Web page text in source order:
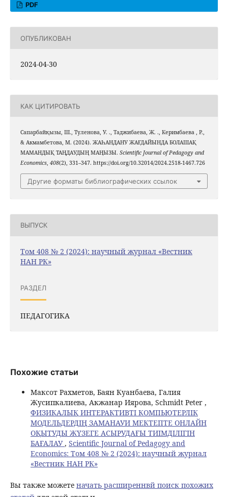
PDF
ОПУБЛИКОВАН
2024-04-30
КАК ЦИТИРОВАТЬ
Сапарбайқызы, Ш., Туленова, У. ., Таджибаева, Ж. ., Керимбаева , Р.,
& Акмамбетова, М. (2024). ЖАҺАНДАНУ ЖАҒДАЙЫНДА БОЛАШАҚ
МАМАНДЫҚ ТАҢДАУДЫҢ МАҢЫЗЫ. Scientific Journal of Pedagogy and
Economics, 408(2), 331–347. https://doi.org/10.32014/2024.2518-1467.726
Другие форматы библиографических ссылок
ВЫПУСК
Том 408 № 2 (2024): научный журнал «Вестник
НАН РК»
РАЗДЕЛ
ПЕДАГОГИКА
Похожие статьи
Максот Рахметов, Баян Куанбаева, Галия
Жусипкалиева, Акжанар Иярова, Schmidt Peter ,
ФИЗИКАЛЫҚ ИНТЕРАКТИВТІ КОМПЬЮТЕРЛІК
МОДЕЛЬДЕРДІҢ ЗАМАНАУИ МЕКТЕПТЕ ОНЛАЙН
ОҚЫТУДЫ ЖҮЗЕГЕ АСЫРУДАҒЫ ТИІМДІЛІГІН
БАҒАЛАУ, Scientific Journal of Pedagogy and
Economics: Том 408 № 2 (2024): научный журнал
«Вестник НАН РК»
Вы также можете начать расширеннвй поиск похожих